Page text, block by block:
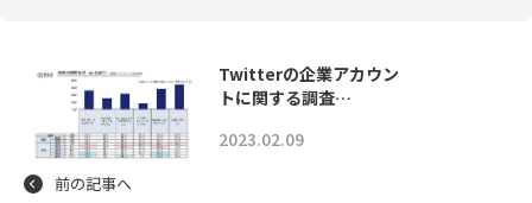
Twitterの企業アカウン
トに関する調査…
2023.02.09
前の記事へ